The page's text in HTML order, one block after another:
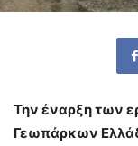
Την έναρξη των
Γεωπάρκων